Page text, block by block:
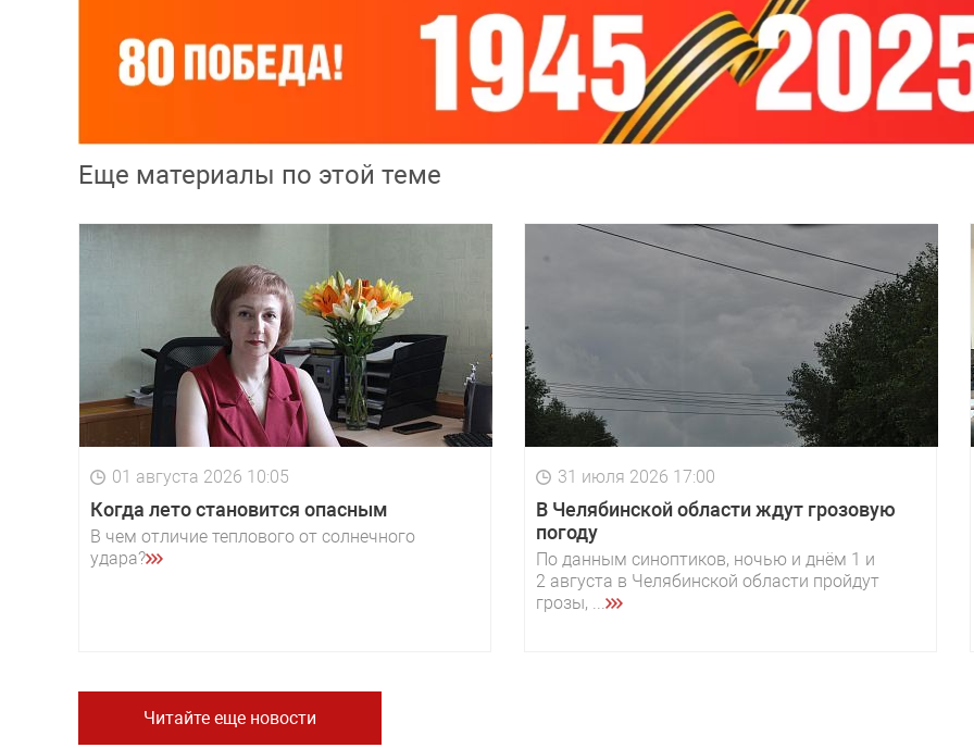
Еще материалы по этой теме
01 августа 2026 10:05
Когда лето становится опасным
В чем отличие теплового от солнечного
удара?
31 июля 2026 17:00
В Челябинской области ждут грозовую
погоду
По данным синоптиков, ночью и днём 1 и
2 августа в Челябинской области пройдут
грозы, ...
Читайте еще новости